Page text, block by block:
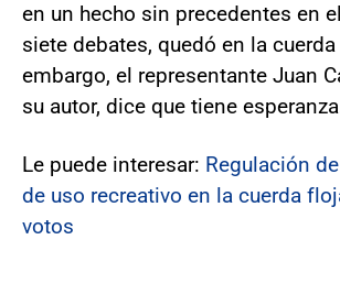
en un hecho sin precedentes en
siete debates, quedó en la
embargo, el representante Juan
su autor, dice que tiene
Le puede interesar: Regulación
de uso recreativo en la cuerda
votos